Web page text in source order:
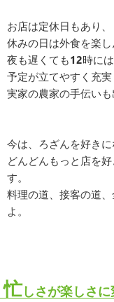
お店は定休日もあり
休みの日は外食を楽し
夜も遅くても12時に
予定が立てやすく充実
実家の農家の手伝いも
今は、ろざんを好きに
どんどんもっと店を
す。
料理の道、接客の道
よ。
忙しさが楽しさ